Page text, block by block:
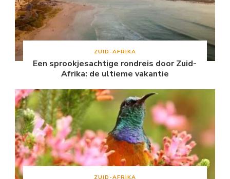
ZUID-AFRIKA
Een sprookjesachtige rondreis door Zuid-
Afrika: de ultieme vakantie
ZUID-AFRIKA